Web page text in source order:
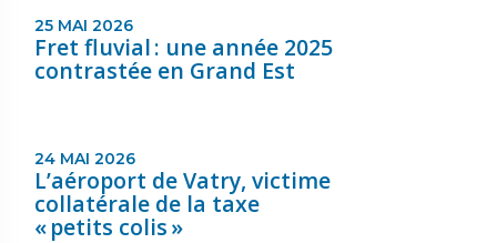
25 MAI 2026
Fret fluvial : une année 2025
contrastée en Grand Est
24 MAI 2026
L’aéroport de Vatry, victime
collatérale de la taxe
« petits colis »